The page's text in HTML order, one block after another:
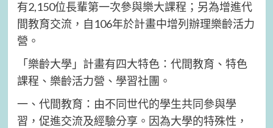
有2,150位長輩第一次參與樂大課程；另為增進代
間教育交流，自106年於計畫中增列辦理樂齡活力
營。
「樂齡大學」計畫有四大特色：代間教育、特色
課程、樂齡活力營、學習社團。
一、代間教育：由不同世代的學生共同參與學
習，促進交流及經驗分享。因為大學的特殊性，